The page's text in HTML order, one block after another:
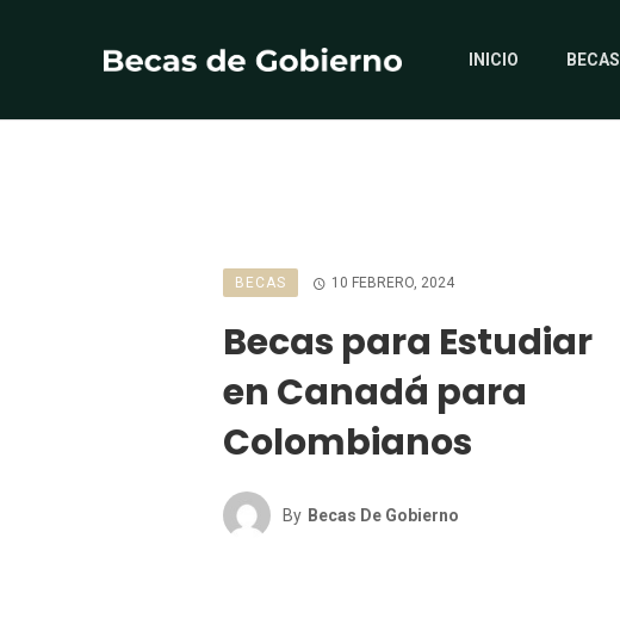
INICIO BECAS
BECAS 10 FEBRERO, 2024
Becas para Estudiar
en Canadá para
Colombianos
By Becas De Gobierno